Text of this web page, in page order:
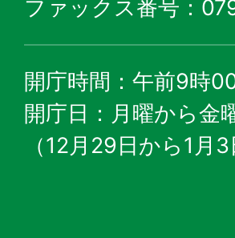
ファックス番号：
開庁時間：午前9時
開庁日：月曜から金
（12月29日から1月